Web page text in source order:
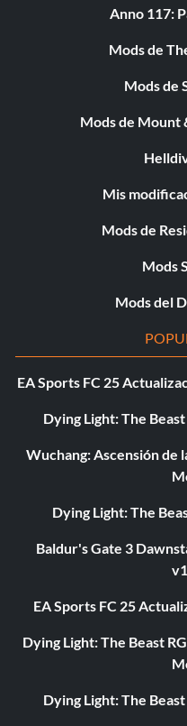
Anno 117:
Mods de
Mods de
Mods de Mount
Mis
Mods de
Mods
Mods del
EA Sports FC 25
Dying Light: The
Wuchang: Ascensión de
Dying Light: The
Baldur's Gate 3
EA Sports FC 25
Dying Light: The Beast
Dying Light: The